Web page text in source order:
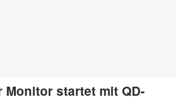
Monitor startet mit QD-